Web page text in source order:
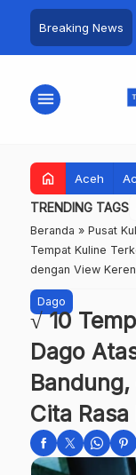
Breaking News
menu
home Aceh
TRENDING TAGS
Beranda » Pusat
Tempat Kuline
dengan View
Dago
√ 10
Dago
Cita